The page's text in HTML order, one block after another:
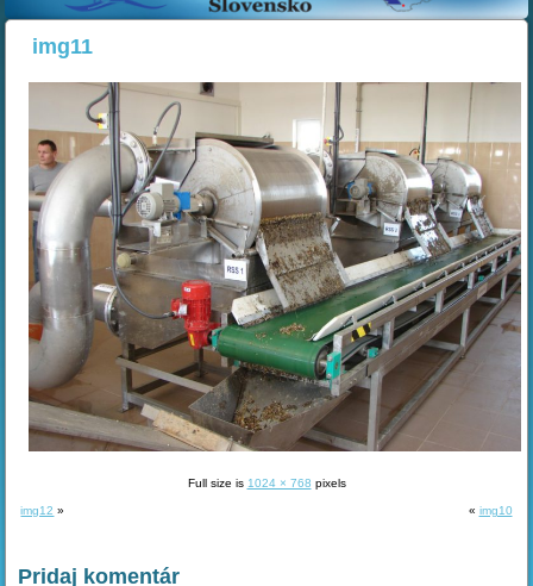
img11
Full size is 1024 × 768 pixels
img12 » « img10
Pridaj komentár